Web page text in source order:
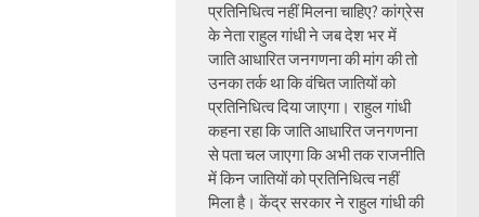
प्रतिनिधित्व नहीं मिलना चाहिए? कांग्रेस
के नेता राहुल गांधी ने जब देश भर में
जाति आधारित जनगणना की मांग की तो
उनका तर्क था कि वंचित जातियों को
प्रतिनिधित्व दिया जाएगा। राहुल गांधी
कहना रहा कि जाति आधारित जनगणना
से पता चल जाएगा कि अभी तक राजनीति
में किन जातियों को प्रतिनिधित्व नहीं
मिला है। केंद्र सरकार ने राहुल गांधी की